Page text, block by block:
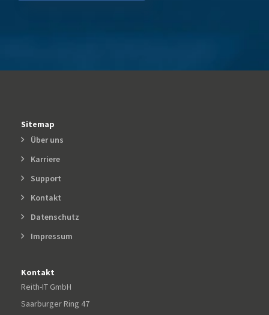
Sitemap
Über uns
Karriere
Support
Kontakt
Datenschutz
Impressum
Kontakt
Reith-IT GmbH
Saarburger Ring 47